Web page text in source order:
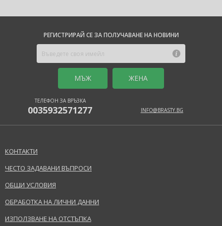
РЕГИСТРИРАЙ СЕ ЗА ПОЛУЧАВАНЕ НА НОВИНИ
MЪЖ ЖЕНА
ТЕЛЕФОН ЗА ВРЪЗКА
0035932571277 INFO@BRASTY.BG
КОНТАКТИ
ЧЕСТО ЗАДАВАНИ ВЪПРОСИ
ОБЩИ УСЛОВИЯ
ОБРАБОТКА НА ЛИЧНИ ДАННИ
ИЗПОЛЗВАНЕ НА ОТСТЪПКА